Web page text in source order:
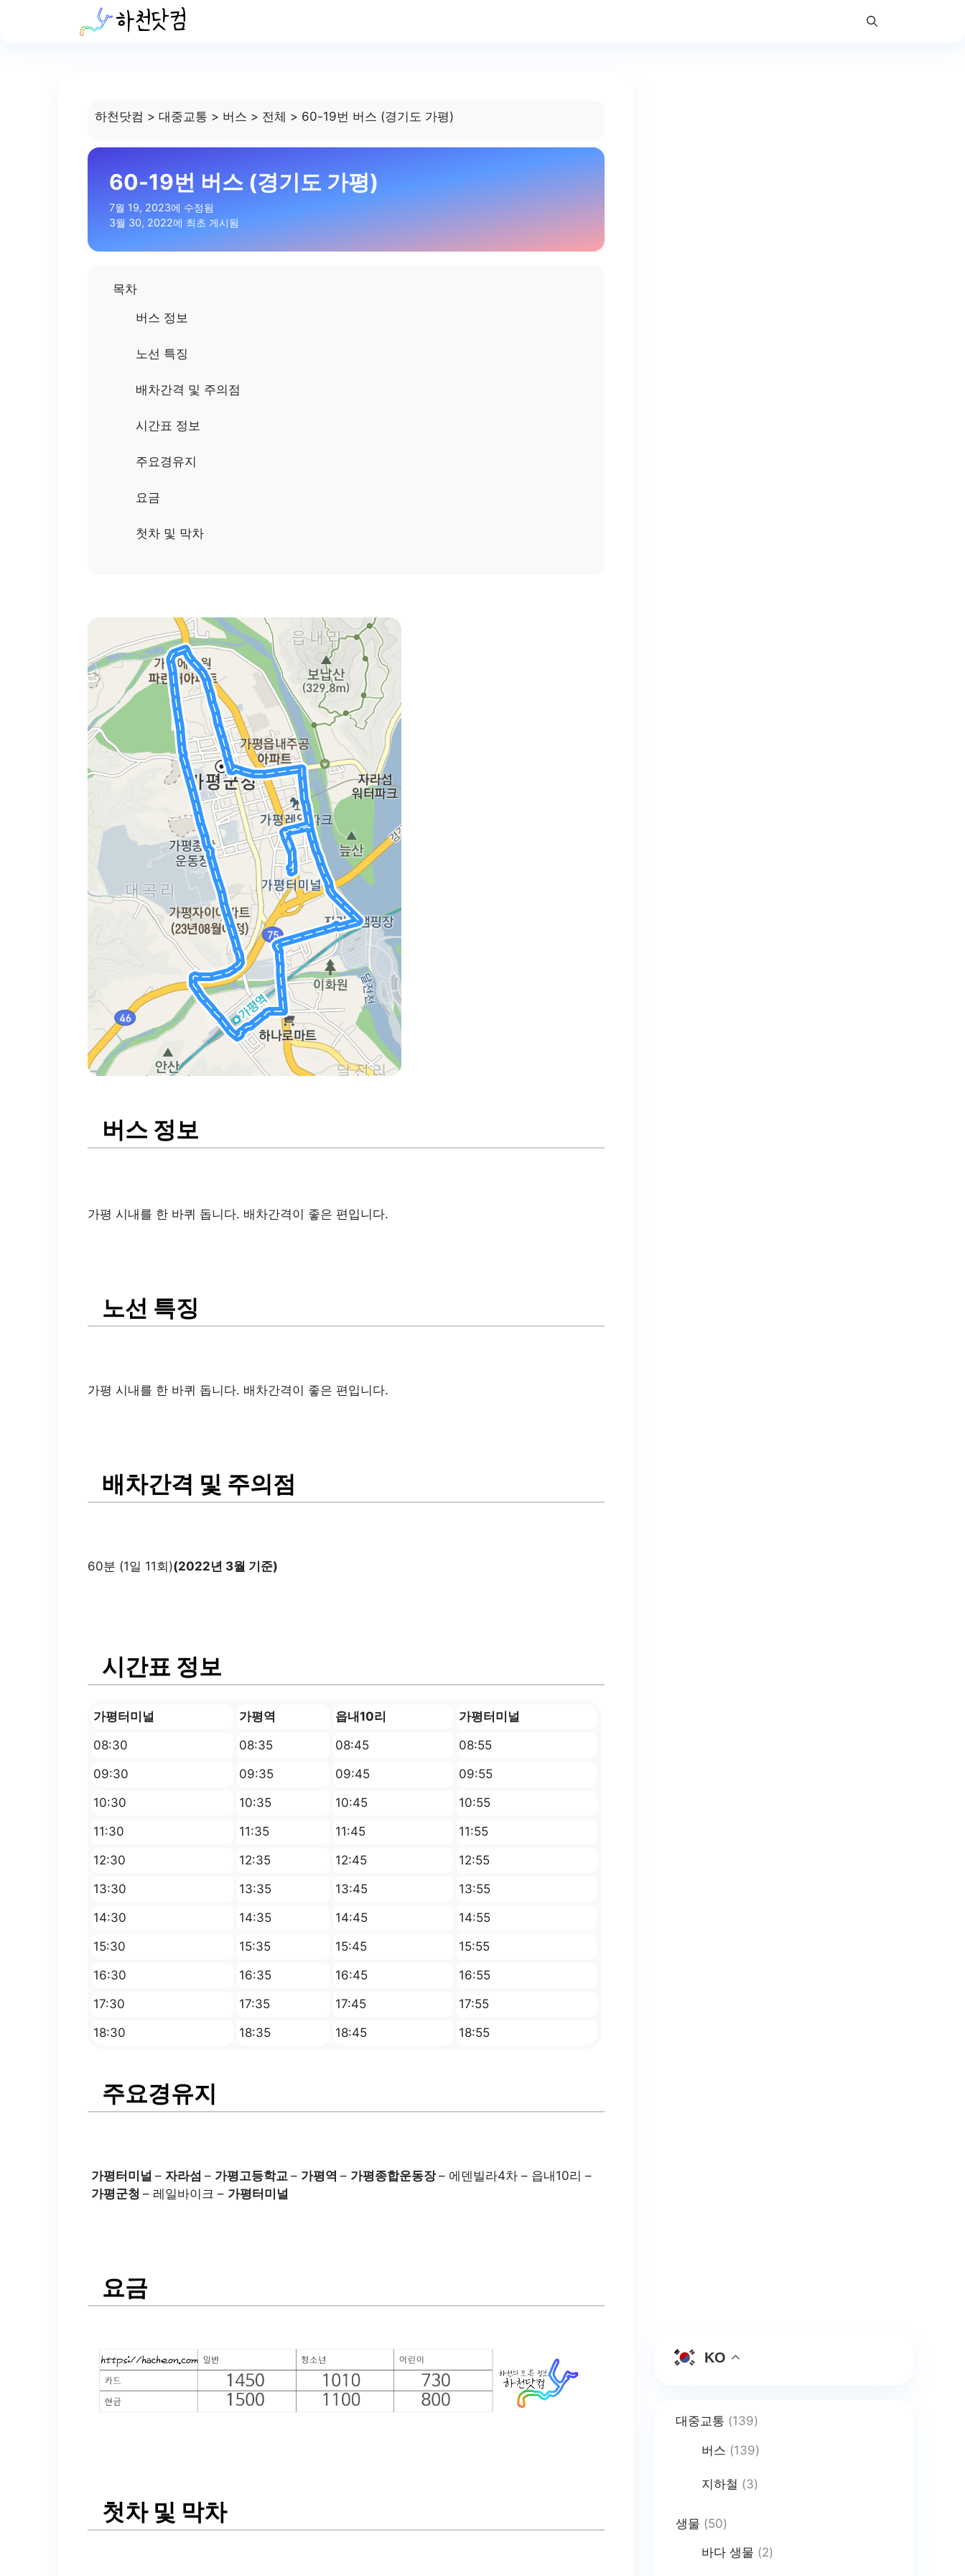
하천닷컴 > 대중교통 > 버스 > 전체 > 60-19번 버스 (경기도 가평)
60-19번 버스 (경기도 가평)
7월 19, 2023에 수정됨
3월 30, 2022에 최초 게시됨
목차
버스 정보
노선 특징
배차간격 및 주의점
시간표 정보
주요경유지
요금
첫차 및 막차
버스 정보
가평 시내를 한 바퀴 돕니다. 배차간격이 좋은 편입니다.
노선 특징
가평 시내를 한 바퀴 돕니다. 배차간격이 좋은 편입니다.
배차간격 및 주의점
60분 (1일 11회)(2022년 3월 기준)
시간표 정보
가평터미널 가평역 읍내10리
가평터미널
08:30
08:35 08:45
08:55
09:30
09:35 09:45
09:55
10:30
10:35 10:45
10:55
11:30
11:35 11:45
11:55
12:30
12:35 12:45
12:55
13:30
13:35 13:45
13:55
14:30
14:35 14:45
14:55
15:30
15:35 15:45
15:55
16:30
16:35 16:45
16:55
17:30
17:35 17:45
17:55
18:30
18:35 18:45 18:55
주요경유지
가평터미널 – 자라섬 – 가평고등학교 – 가평역 – 가평종합운동장– 에덴빌라4차 – 읍내10리 –
가평군청 – 레일바이크 – 가평터미널
요금
첫차 및 막차
KO
대중교통 (139)
버스 (139)
지하철 (3)
생물 (50)
바다 생물 (2)